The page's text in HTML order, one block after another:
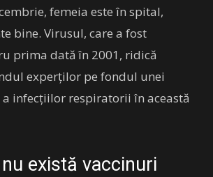
femeia este în spital,
bine. Virusul, care a fost
prima dată în 2001, ridică
experţilor pe fondul unei
infecţiilor respiratorii în această
există vaccinuri